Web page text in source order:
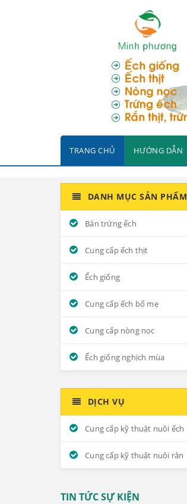
TRANG CHỦ HƯỚNG DẪN
DANH MỤC SẢN PHẨM
Bán trứng ếch
Cung cấp ếch thịt
Ếch giống
Cung cấp ếch bố mẹ
Cung cấp nòng nọc
Ếch giống nghịch mùa
DỊCH VỤ
Cung cấp kỹ thuật nuôi ếch
Cung cấp kỹ thuật nuôi rắn
TIN TỨC SỰ KIỆN